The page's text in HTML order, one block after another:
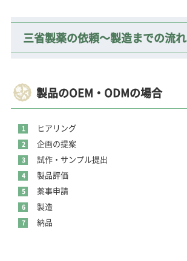
三省製薬の依頼～製造までの流れ
製品のOEM・ODMの場合
ヒアリング
企画の提案
試作・サンプル提出
製品評価
薬事申請
製造
納品